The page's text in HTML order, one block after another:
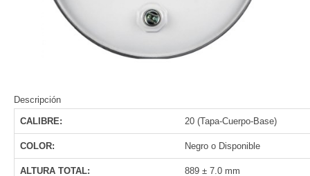
Descripción
CALIBRE: 20 (Tapa-Cuerpo-Base)
COLOR: Negro o Disponible
ALTURA TOTAL: 889 ± 7.0 mm